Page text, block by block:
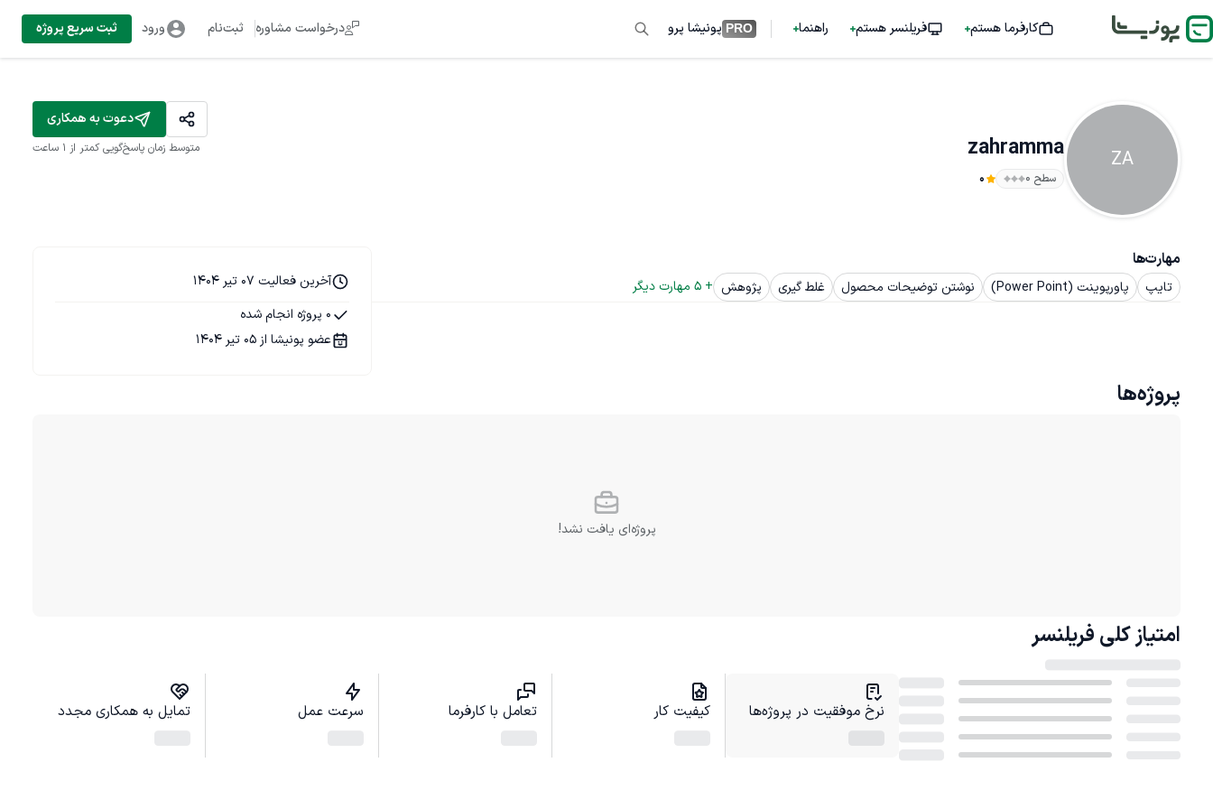
کارفرما هستم فریلنسر هستم راهنما PRO پونیشا پرو درخواست مشاوره ثبت‌نام ورود ثبت سریع پروژه
ZA
zahramma
سطح ۰ 0
دعوت به همکاری
متوسط زمان پاسخ‌گویی کمتر از 1 ساعت
مهارت‌ها
تایپ پاورپوینت (Power Point) نوشتن توضیحات محصول غلط گیری پژوهش +
5 مهارت دیگر
آخرین فعالیت 07 تیر 1404
0 پروژه انجام شده
عضو پونیشا از 05 تیر 1404
پروژه‌ها
پروژه‌ای یافت نشد!
امتیاز کلی فریلنسر
نرخ موفقیت در پروژه‌ها کیفیت کار تعامل با کارفرما سرعت عمل تمایل به همکاری مجدد